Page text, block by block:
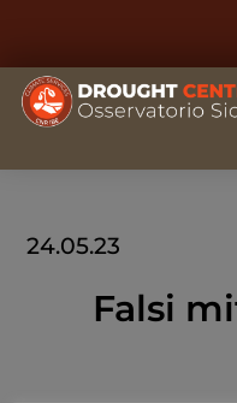
24.05.23
Falsi